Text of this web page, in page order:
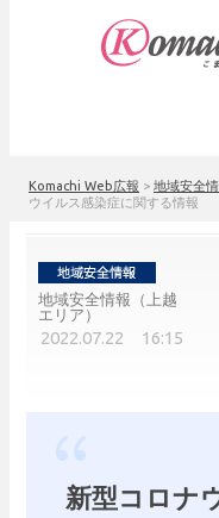
Komachi Web広報 > 地域安全
ウイルス感染症に関する情報
地域安全情報（上越
エリア）
2022.07.22 16:15
新型コロナ